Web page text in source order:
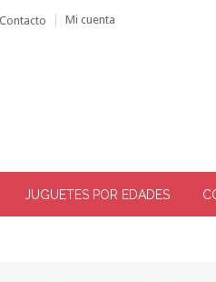
Contacto Mi cuenta
JUGUETES POR EDADES